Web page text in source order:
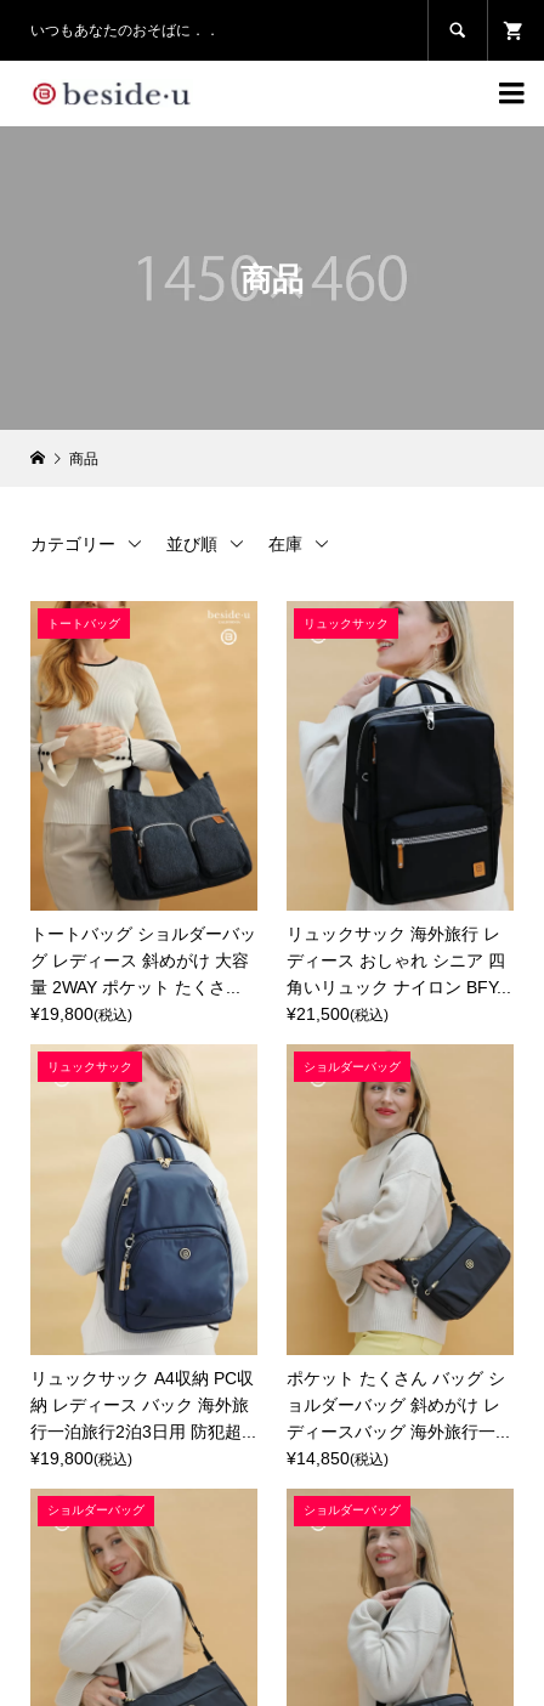
いつもあなたのおそばに．． 

商品
商品
カテゴリー 並び順 在庫
トートバッグ
トートバッグ ショルダーバッ
グ レディース 斜めがけ 大容
量 2WAY ポケット たくさ...
¥19,800(税込)
リュックサック
リュックサック 海外旅行 レ
ディース おしゃれ シニア 四
角いリュック ナイロン BFY...
¥21,500(税込)
リュックサック
リュックサック A4収納 PC収
納 レディース バック 海外旅
行一泊旅行2泊3日用 防犯超...
¥19,800(税込)
ショルダーバッグ
ポケット たくさん バッグ シ
ョルダーバッグ 斜めがけ レ
ディースバッグ 海外旅行一...
¥14,850(税込)
ショルダーバッグ ショルダーバッグ